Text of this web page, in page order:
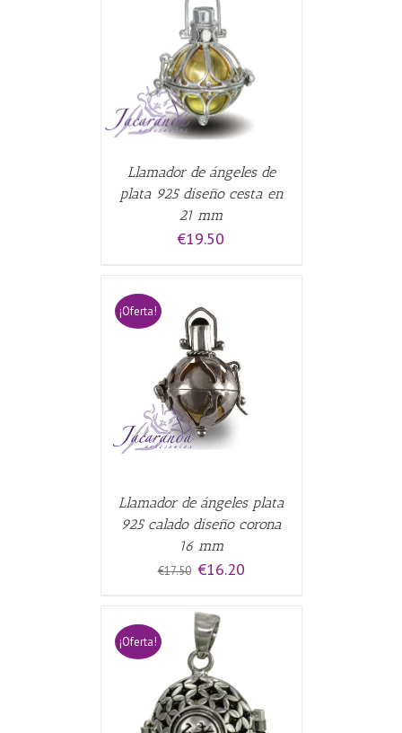
Llamador de ángeles de
plata 925 diseño cesta en
21 mm
€19.50
¡Oferta!
Llamador de ángeles plata
925 calado diseño corona
16 mm
€17.50 El
era:
€17.50.
€16.20El
¡Oferta!